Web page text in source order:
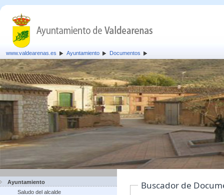
www.valdearenas.es Ayuntamiento Documentos
Ayuntamiento
Saludo del alcalde
Buscador de